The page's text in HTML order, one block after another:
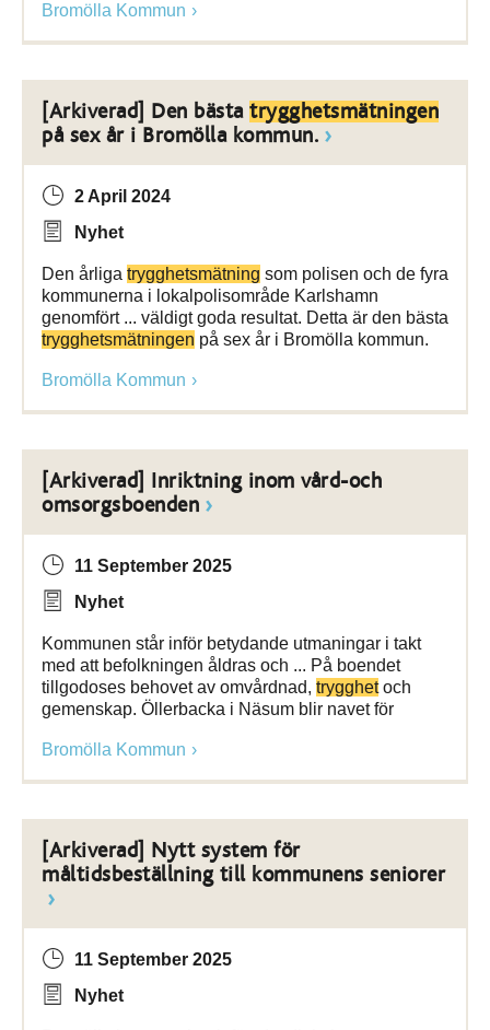
Bromölla Kommun
[Arkiverad] Den bästa trygghetsmätningen
på sex år i Bromölla kommun.
2 April 2024
Nyhet
Den årliga trygghetsmätning som polisen och de fyra
kommunerna i lokalpolisområde Karlshamn
genomfört ... väldigt goda resultat. Detta är den bästa
trygghetsmätningen på sex år i Bromölla kommun.
Bromölla Kommun
[Arkiverad] Inriktning inom vård-och
omsorgsboenden
11 September 2025
Nyhet
Kommunen står inför betydande utmaningar i takt
med att befolkningen åldras och ... På boendet
tillgodoses behovet av omvårdnad, trygghetoch
gemenskap. Öllerbacka i Näsum blir navet för
Bromölla Kommun
[Arkiverad] Nytt system för
måltidsbeställning till kommunens seniorer
11 September 2025
Nyhet